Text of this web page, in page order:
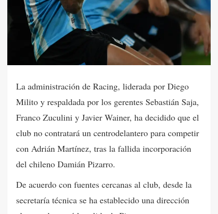
La administración de Racing, liderada por Diego
Milito y respaldada por los gerentes Sebastián Saja,
Franco Zuculini y Javier Wainer, ha decidido que el
club no contratará un centrodelantero para competir
con Adrián Martínez, tras la fallida incorporación
del chileno Damián Pizarro.
De acuerdo con fuentes cercanas al club, desde la
secretaría técnica se ha establecido una dirección